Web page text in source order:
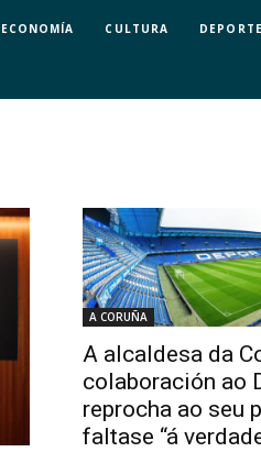
ECONOMÍA CULTURA
A CORUÑA
A alcaldesa da
colaboración ao
reprocha ao seu
faltase “á